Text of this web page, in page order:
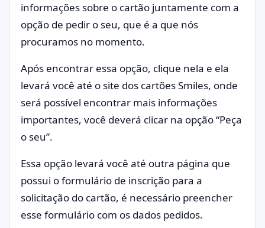
informações sobre o cartão juntamente com a
opção de pedir o seu, que é a que nós
procuramos no momento.
Após encontrar essa opção, clique nela e ela
levará você até o site dos cartões Smiles, onde
será possível encontrar mais informações
importantes, você deverá clicar na opção “Peça
o seu”.
Essa opção levará você até outra página que
possui o formulário de inscrição para a
solicitação do cartão, é necessário preencher
esse formulário com os dados pedidos.